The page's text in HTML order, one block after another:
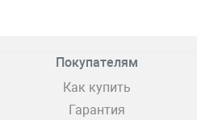
Покупателям
Как купить
Гарантия